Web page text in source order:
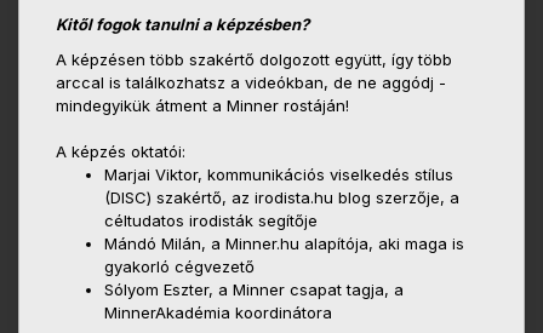
Kitől fogok tanulni a képzésben?
A képzésen több szakértő dolgozott együtt, így több
arccal is találkozhatsz a videókban, de ne aggódj -
mindegyikük átment a Minner rostáján!
A képzés oktatói:
Marjai Viktor, kommunikációs viselkedés stílus
(DISC) szakértő, az irodista.hu blog szerzője, a
céltudatos irodisták segítője
Mándó Milán, a Minner.hu alapítója, aki maga is
gyakorló cégvezető
Sólyom Eszter, a Minner csapat tagja, a
MinnerAkadémia koordinátora